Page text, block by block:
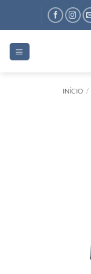
INÍCIO /